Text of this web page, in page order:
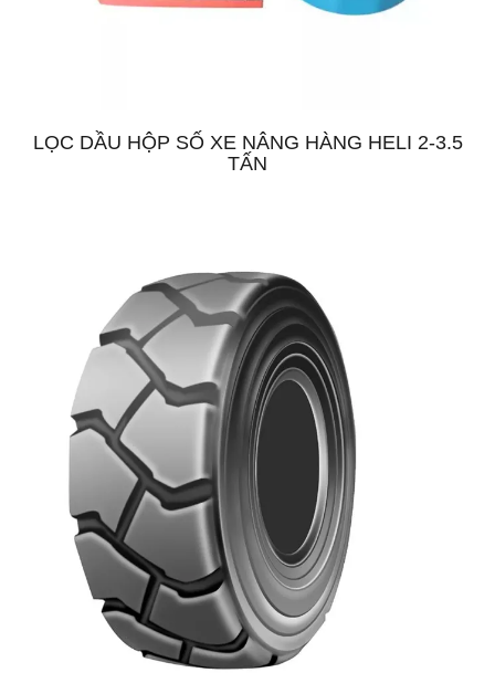
LỌC DẦU HỘP SỐ XE NÂNG HÀNG HELI 2-3.5
TẤN